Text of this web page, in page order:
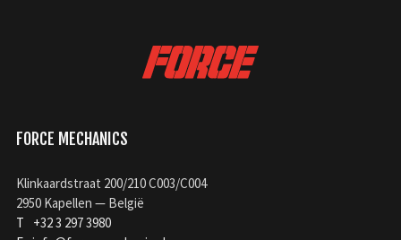
FORCE MECHANICS
Klinkaardstraat 200/210 C003/C004
2950 Kapellen — België
T
+32 3 297 3980